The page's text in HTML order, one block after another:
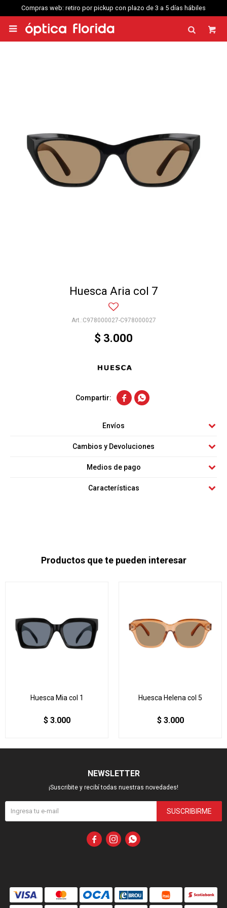
Compras web: retiro por pickup con plazo de 3 a 5 días hábiles

Huesca Aria col 7
C978000027-C978000027
$ 3.000
 
Envíos
Cambios y Devoluciones
Medios de pago
Características
Productos que te pueden interesar
Huesca Mia col 1
$ 3.000
Huesca Helena col 5
$ 3.000
NEWSLETTER
¡Suscribite y recibí todas nuestras novedades!
SUSCRIBIRME
  